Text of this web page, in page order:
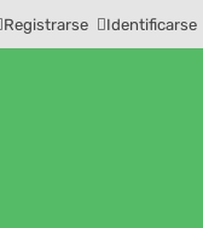
Identificarse
Registrarse